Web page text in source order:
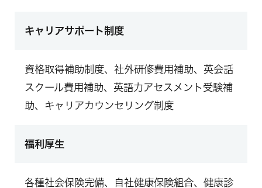
キャリアサポート制度
資格取得補助制度、社外研修費用補助、英会話
スクール費用補助、英語力アセスメント受験補
助、キャリアカウンセリング制度
福利厚生
各種社会保険完備、自社健康保険組合、健康診